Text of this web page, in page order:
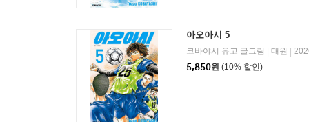
아오아시 5
코바야시 유고 글그림 대원
5,850원 (10% 할인)